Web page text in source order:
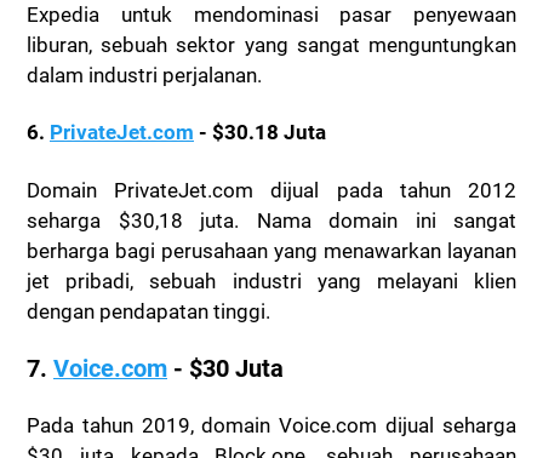
Expedia untuk mendominasi pasar penyewaan
liburan, sebuah sektor yang sangat menguntungkan
dalam industri perjalanan.
6. PrivateJet.com - $30.18 Juta
Domain PrivateJet.com dijual pada tahun 2012
seharga $30,18 juta. Nama domain ini sangat
berharga bagi perusahaan yang menawarkan layanan
jet pribadi, sebuah industri yang melayani klien
dengan pendapatan tinggi.
7. Voice.com - $30 Juta
Pada tahun 2019, domain Voice.com dijual seharga